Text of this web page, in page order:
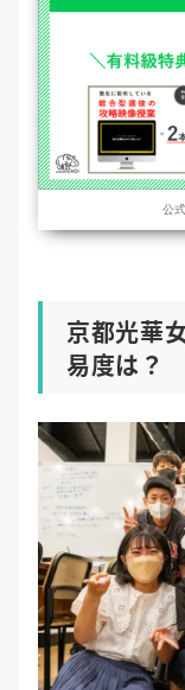
公
京都光華
易度は？